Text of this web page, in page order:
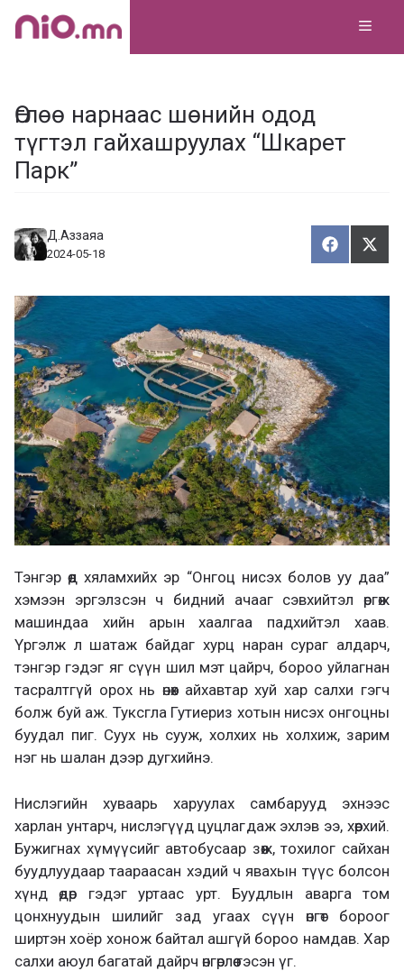
Skip
Өглөө нарнаас шөнийн одод
түгтэл гайхашруулах “Шкарет
Парк”
Д.Аззаяа
2024-05-18
Х
у
а
Т
ү
э
Тэнгэр өөд хяламхийх эр “Онгоц нисэх болов уу даа”
хэмээн эргэлзсэн ч бидний ачааг сэвхийтэл өргөж
машиндаа хийн арын хаалгаа падхийтэл хаав.
Үргэлж л шатаж байдаг хурц наран сураг алдарч,
тэнгэр гэдэг яг сүүн шил мэт цайрч, бороо уйлагнан
тасралтгүй орох нь өнөөх айхавтар хуй хар салхи гэгч
болж буй аж. Туксгла Гутиериз хотын нисэх онгоцны
буудал пиг. Суух нь сууж, холхих нь холхиж, зарим
нэг нь шалан дээр дугхийнэ.
Нислэгийн хуваарь харуулах самбарууд эхнээс
харлан унтарч, нислэгүүд цуцлагдаж эхлэв ээ, хөөрхий.
Бужигнах хүмүүсийг автобусаар зөөж, тохилог сайхан
буудлуудаар таараасан хэдий ч явахын түүс болсон
хүнд өдөр гэдэг уртаас урт. Буудлын аварга том
цонхнуудын шилийг зад угаах сүүн өнгөт бороог
ширтэн хоёр хонож байтал ашгүй бороо намдав. Хар
салхи аюул багатай дайрч өнгөрлөө гэсэн үг.